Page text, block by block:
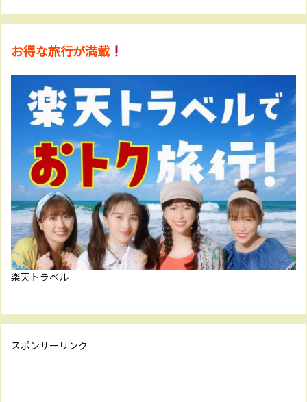
お得な旅行が満載
楽天トラベル
スポンサーリンク